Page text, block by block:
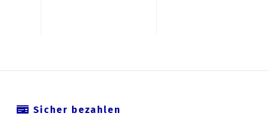
Sicher bezahlen